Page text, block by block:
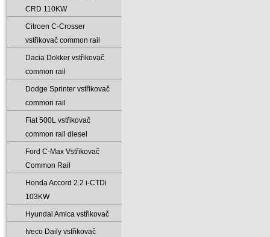
CRD 110KW
Citroen C-Crosser
vstřikovač common rail
Dacia Dokker vstřikovač
common rail
Dodge Sprinter vstřikovač
common rail
Fiat 500L vstřikovač
common rail diesel
Ford C-Max Vstřikovač
Common Rail
Honda Accord 2.2 i-CTDi
103KW
Hyundai Amica vstřikovač
Iveco Daily vstřikovač